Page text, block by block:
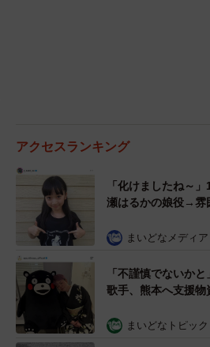
アクセスランキング
「化けましたね～
瀬はるかの娘役→雰
雰囲気が」「宝塚に
まいどなメディア
「不謹慎でないか
歌手、熊本へ支援
めらい 「痛いほど
まいどなトピック